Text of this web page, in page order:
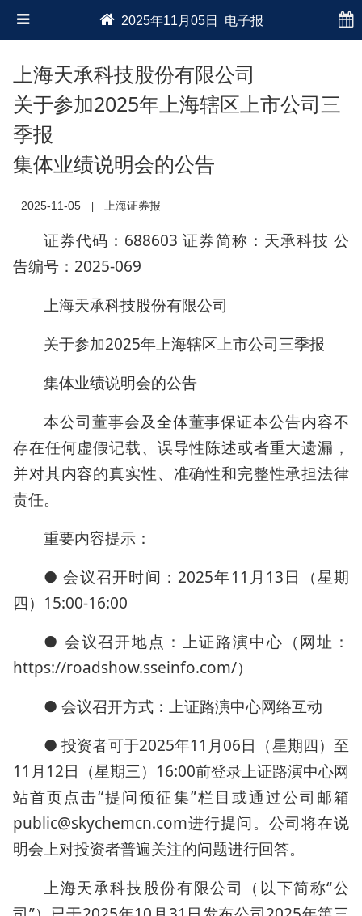
2025年11月05日 电子报
上海天承科技股份有限公司
关于参加2025年上海辖区上市公司三
季报
集体业绩说明会的公告
2025-11-05 上海证券报
证券代码：688603 证券简称：天承科技 公
告编号：2025-069
上海天承科技股份有限公司
关于参加2025年上海辖区上市公司三季报
集体业绩说明会的公告
本公司董事会及全体董事保证本公告内容不
存在任何虚假记载、误导性陈述或者重大遗漏，
并对其内容的真实性、准确性和完整性承担法律
责任。
重要内容提示：
● 会议召开时间：2025年11月13日（星期
四）15:00-16:00
● 会议召开地点：上证路演中心（网址：
https://roadshow.sseinfo.com/）
● 会议召开方式：上证路演中心网络互动
● 投资者可于2025年11月06日（星期四）至
11月12日（星期三）16:00前登录上证路演中心网
站首页点击“提问预征集”栏目或通过公司邮箱
public@skychemcn.com进行提问。公司将在说
明会上对投资者普遍关注的问题进行回答。
上海天承科技股份有限公司（以下简称“公